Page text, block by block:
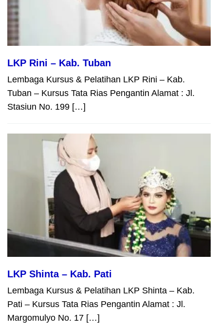
LKP Rini – Kab. Tuban
Lembaga Kursus & Pelatihan LKP Rini – Kab.
Tuban – Kursus Tata Rias Pengantin Alamat : Jl.
Stasiun No. 199 […]
LKP Shinta – Kab. Pati
Lembaga Kursus & Pelatihan LKP Shinta – Kab.
Pati – Kursus Tata Rias Pengantin Alamat : Jl.
Margomulyo No. 17 […]